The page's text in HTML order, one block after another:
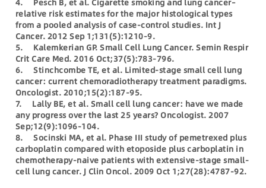
4. Pesch B, et al. Cigarette smoking and lung cancer–
relative risk estimates for the major histological types
from a pooled analysis of case-control studies. Int J
Cancer. 2012 Sep 1;131(5):1210-9.
5. Kalemkerian GP. Small Cell Lung Cancer. Semin Respir
Crit Care Med. 2016 Oct;37(5):783-796.
6. Stinchcombe TE, et al. Limited-stage small cell lung
cancer: current chemoradiotherapy treatment paradigms.
Oncologist. 2010;15(2):187-95.
7. Lally BE, et al. Small cell lung cancer: have we made
any progress over the last 25 years? Oncologist. 2007
Sep;12(9):1096-104.
8. Socinski MA, et al. Phase III study of pemetrexed plus
carboplatin compared with etoposide plus carboplatin in
chemotherapy-naive patients with extensive-stage small-
cell lung cancer. J Clin Oncol. 2009 Oct 1;27(28):4787-92.